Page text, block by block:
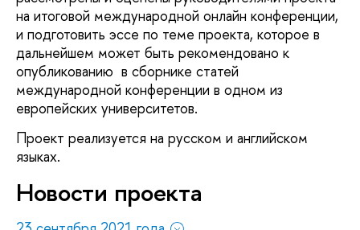
на итоговой международной онлайн конференции,
и подготовить эссе по теме проекта, которое в
дальнейшем может быть рекомендовано к
опубликованию в сборнике статей
международной конференции в одном из
европейских университетов.
Проект реализуется на русском и английском
языках.
Новости проекта